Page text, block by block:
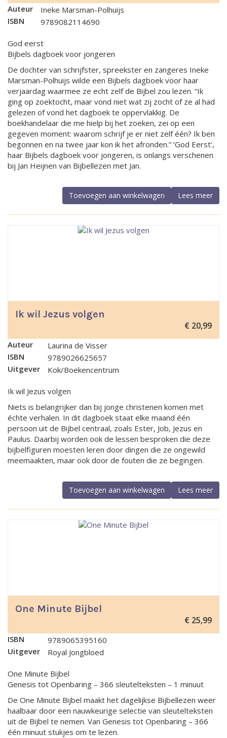
Auteur
Ineke Marsman-Polhuijs
ISBN
9789082114690
God eerst
Bijbels dagboek voor jongeren
De dochter van schrijfster, spreekster en zangeres Ineke
Marsman-Polhuijs wilde een Bijbels dagboek voor haar
verjaardag waarmee ze echt zelf de Bijbel zou lezen. “Ik
ging op zoektocht, maar vond niet wat zij zocht of ze al had
gelezen of vond het dagboek te oppervlakkig. De
boekhandelaar die me hielp bij het zoeken, zei op een
gegeven moment: waarom schrijf je er niet zelf één? Ik ben
begonnen en na twee jaar kon ik het afronden.” ‘God Eerst’,
haar Bijbels dagboek voor jongeren, is onlangs verschenen
bij Jan Heijnen van Bijbellezen met Jan.
Lees meer
Toevoegen aan winkelwagen
Ik wil Jezus volgen
€ 20,99
Auteur
Laurina de Visser
ISBN
9789026625657
Uitgever
Kok/Boekencentrum
Ik wil Jezus volgen
Niets is belangrijker dan bij jonge christenen komen met
échte verhalen. In dit dagboek staat elke maand één
persoon uit de Bijbel centraal, zoals Ester, Job, Jezus en
Paulus. Daarbij worden ook de lessen besproken die deze
bijbelfiguren moesten leren door dingen die ze ongewild
meemaakten, maar ook door de fouten die ze begingen.
Lees meer
Toevoegen aan winkelwagen
One Minute Bijbel
€ 25,99
ISBN
9789065395160
Uitgever
Royal Jongbloed
One Minute Bijbel
Genesis tot Openbaring – 366 sleutelteksten – 1 minuut
De One Minute Bijbel maakt het dagelijkse Bijbellezen weer
haalbaar door een nauwkeurige selectie van sleutelteksten
uit de Bijbel te nemen. Van Genesis tot Openbaring – 366
één minuut stukjes om te lezen.